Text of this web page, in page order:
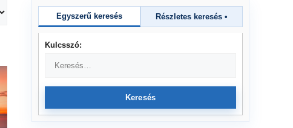
Egyszerű keresés Részletes keresés •
Kulcsszó:
Keresés